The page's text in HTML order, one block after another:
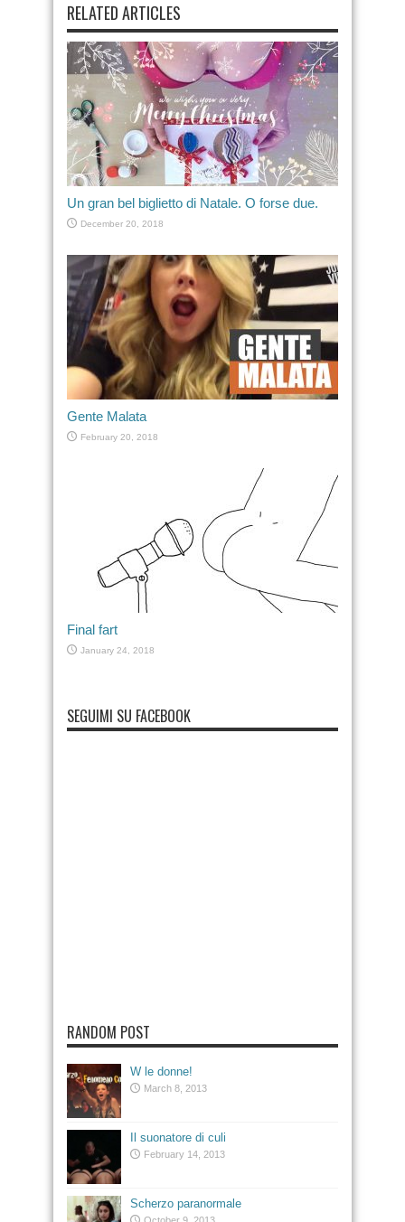
RELATED ARTICLES
Un gran bel biglietto di Natale. O forse due.
December 20, 2018
Gente Malata
February 20, 2018
Final fart
January 24, 2018
SEGUIMI SU FACEBOOK
RANDOM POST
W le donne!
March 8, 2013
Il suonatore di culi
February 14, 2013
Scherzo paranormale